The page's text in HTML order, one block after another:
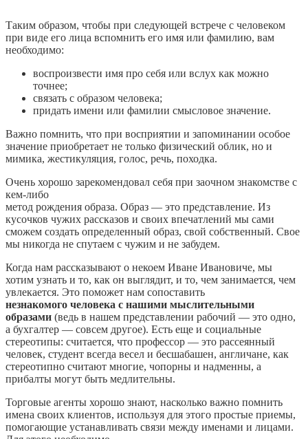
Таким образом, чтобы при следующей встрече с человеком
при виде его лица вспомнить его имя или фамилию, вам
необходимо:
воспроизвести имя про себя или вслух как можно
точнее;
связать с образом человека;
придать имени или фамилии смысловое значение.
Важно помнить, что при восприятии и запоминании особое
значение приобретает не только физический облик, но и
мимика, жестикуляция, голос, речь, походка.
Очень хорошо зарекомендовал себя при заочном знакомстве с
кем-либо
метод рождения образа. Образ — это представление. Из
кусочков чужих рассказов и своих впечатлений мы сами
сможем создать определенный образ, свой собственный. Свое
мы никогда не спутаем с чужим и не забудем.
Когда нам рассказывают о некоем Иване Ивановиче, мы
хотим узнать и то, как он выглядит, и то, чем занимается, чем
увлекается. Это поможет нам сопоставить
незнакомого человека с нашими мыслительными
образами (ведь в нашем представлении рабочий — это одно,
а бухгалтер — совсем другое). Есть еще и социальные
стереотипы: считается, что профессор — это рассеянный
человек, студент всегда весел и бесшабашен, англичане, как
стереотипно считают многие, чопорны и надменны, а
прибалты могут быть медлительны.
Торговые агенты хорошо знают, насколько важно помнить
имена своих клиентов, используя для этого простые приемы,
помогающие устанавливать связи между именами и лицами.